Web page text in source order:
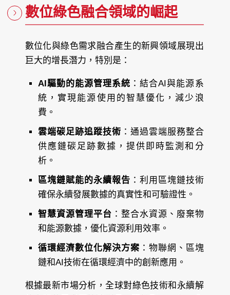
數位綠色融合領域的崛起
數位化與綠色需求融合產生的新興領域展現出
巨大的增長潛力，特別是：
AI驅動的能源管理系統 ：結合AI與能源系
統，實現能源使用的智慧優化，減少浪
費。
雲端碳足跡追蹤技術 ：通過雲端服務整合
供應鏈碳足跡數據，提供即時監測和分
析。
區塊鏈賦能的永續報告 ：利用區塊鏈技術
確保永續發展數據的真實性和可驗證性。
智慧資源管理平台 ：整合水資源、廢棄物
和能源數據，優化資源利用效率。
循環經濟數位化解決方案 ：物聯網、區塊
鏈和AI技術在循環經濟中的創新應用。
根據最新市場分析，全球對綠色技術和永續解